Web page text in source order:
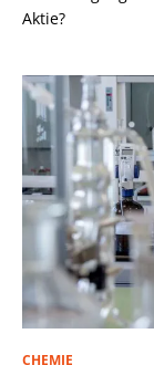
Aktie?
CHEMIE